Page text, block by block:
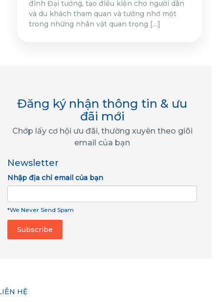
đình Đại tướng, tạo điều kiện cho người dân
và du khách tham quan và tưởng nhớ một
trong những nhân vật quan trọng […]
Đăng ký nhận thông tin & ưu
đãi mới
Chớp lấy cơ hội ưu đãi, thường xuyên theo giõi
email của bạn
Newsletter
Nhập địa chỉ email của bạn
*We Never Send Spam
HỆ